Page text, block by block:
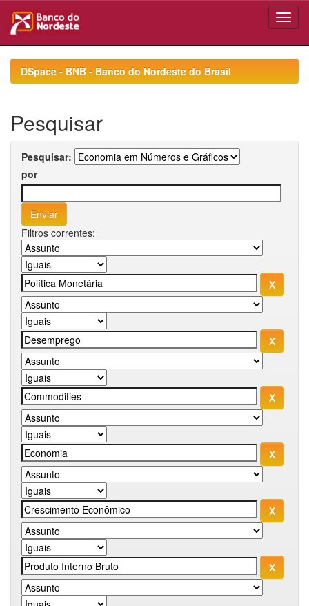
navigationDSpace - BNB - Banco do Nordeste do Brasil
Pesquisar
Pesquisar:
por
Filtros correntes: